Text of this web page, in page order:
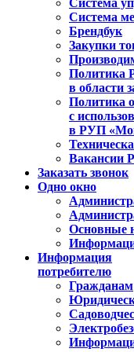
Система
Система
Брендбук
Закупки
Политика
в области
Политика
с
в РУП
Вакансии
Заказать звонок
Одно окно
Основные
Информация
потребителю
Гражданам